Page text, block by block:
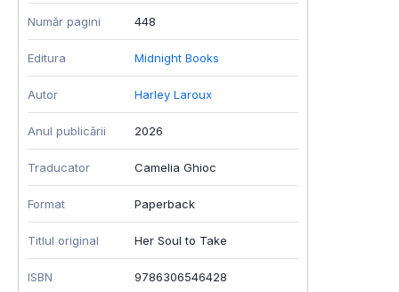
Număr pagini 448
Editura Midnight Books
Autor Harley Laroux
Anul publicării 2026
Traducator Camelia Ghioc
Format Paperback
Titlul original Her Soul to Take
ISBN 9786306546428